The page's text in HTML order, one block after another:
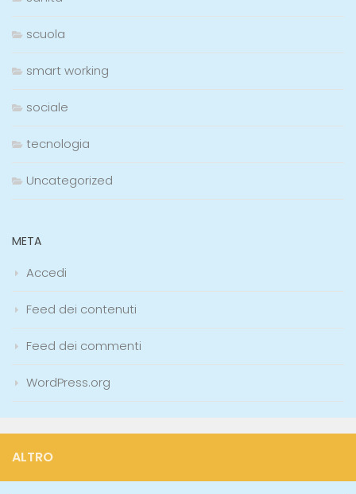
scuola
smart working
sociale
tecnologia
Uncategorized
META
Accedi
Feed dei contenuti
Feed dei commenti
WordPress.org
ALTRO